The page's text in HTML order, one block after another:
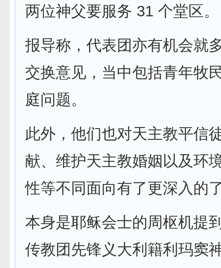
两位神父要服务 31 个堂区。
报导称，代表团亦有机会就
交换意见，当中包括青年牧
庭问题。
此外，他们也对天主教平信
献、维护天主教婚姻以及环
性等不同面向有了更深入的
本身是耶稣会士的周枢机提
传教团先锋义大利籍利玛窦